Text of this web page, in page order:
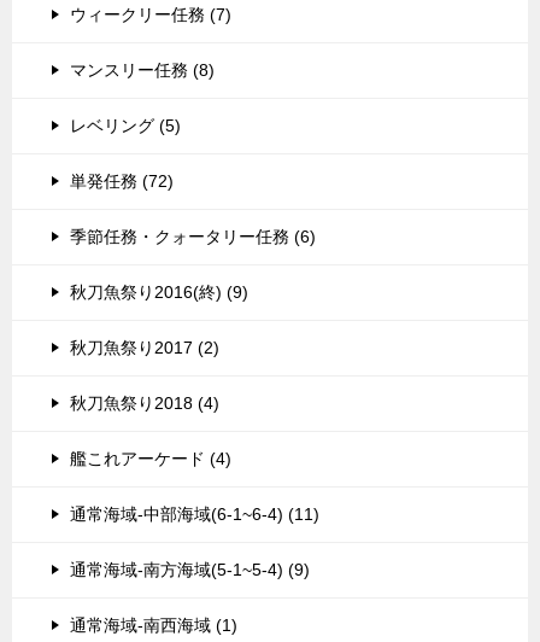
ウィークリー任務 (7)
マンスリー任務 (8)
レベリング (5)
単発任務 (72)
季節任務・クォータリー任務 (6)
秋刀魚祭り2016(終) (9)
秋刀魚祭り2017 (2)
秋刀魚祭り2018 (4)
艦これアーケード (4)
通常海域-中部海域(6-1~6-4) (11)
通常海域-南方海域(5-1~5-4) (9)
通常海域-南西海域 (1)